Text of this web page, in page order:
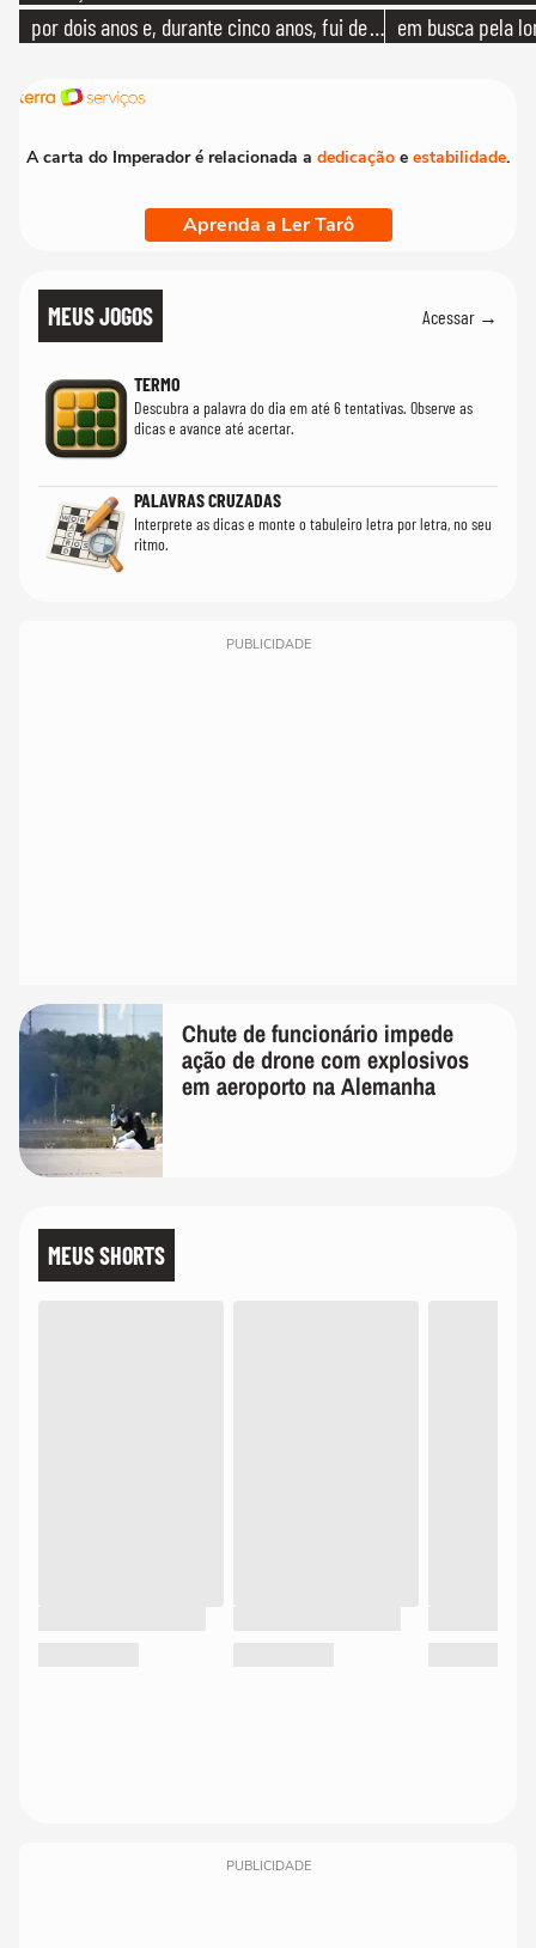
por dois anos e, durante cinco anos, fui de
em busca pela
A carta do Imperador é relacionada a dedicação e estabilidade.
Aprenda a Ler Tarô
MEUS JOGOS Acessar →
TERMO
Descubra a palavra do dia em até 6 tentativas. Observe as
dicas e avance até acertar.
PALAVRAS CRUZADAS
Interprete as dicas e monte o tabuleiro letra por letra, no seu
ritmo.
PUBLICIDADE
Chute de funcionário impede
ação de drone com explosivos
em aeroporto na Alemanha
MEUS SHORTS
PUBLICIDADE